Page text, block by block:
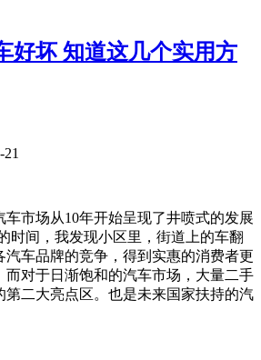
好坏 知道这几个实用方
市场从10年开始呈现了井喷式的发展
时间，我发现小区里，街道上的车翻
汽车品牌的竞争，得到实惠的消费者更
而对于日渐饱和的汽车市场，大量二手
第二大亮点区。也是未来国家扶持的汽